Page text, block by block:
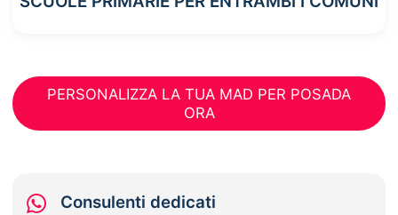
PERSONALIZZA LA TUA MAD PER POSADA
ORA
Consulenti dedicati